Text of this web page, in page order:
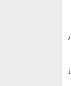
در